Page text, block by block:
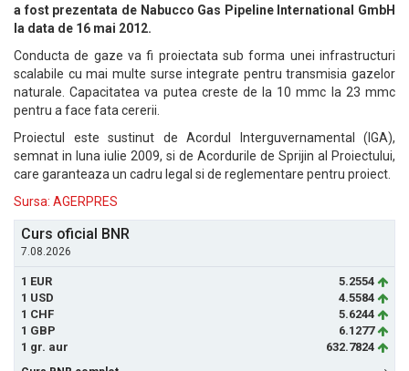
a fost prezentata de Nabucco Gas Pipeline International GmbH
la data de 16 mai 2012.
Conducta de gaze va fi proiectata sub forma unei infrastructuri
scalabile cu mai multe surse integrate pentru transmisia gazelor
naturale. Capacitatea va putea creste de la 10 mmc la 23 mmc
pentru a face fata cererii.
Proiectul este sustinut de Acordul Interguvernamental (IGA),
semnat in luna iulie 2009, si de Acordurile de Sprijin al Proiectului,
care garanteaza un cadru legal si de reglementare pentru proiect.
Sursa: AGERPRES
Curs oficial BNR
7.08.2026
1 EUR
5.2554
1 USD
4.5584
1 CHF
5.6244
1 GBP
6.1277
1 gr. aur
632.7824